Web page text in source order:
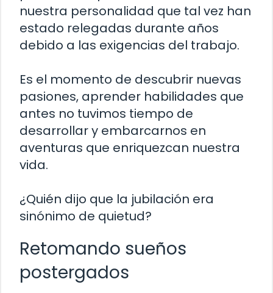
nuestra personalidad que tal vez han
estado relegadas durante años
debido a las exigencias del trabajo.
Es el momento de descubrir nuevas
pasiones, aprender habilidades que
antes no tuvimos tiempo de
desarrollar y embarcarnos en
aventuras que enriquezcan nuestra
vida.
¿Quién dijo que la jubilación era
sinónimo de quietud?
Retomando sueños
postergados